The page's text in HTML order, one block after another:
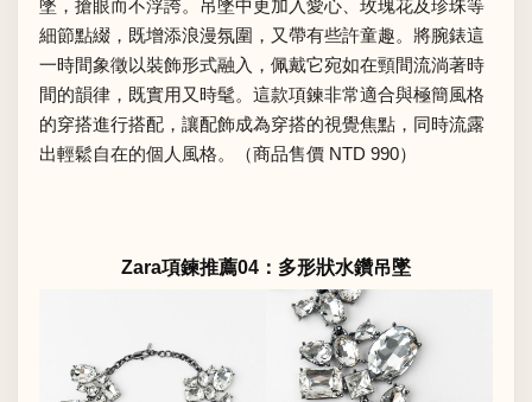
墜，搶眼而不浮誇。吊墜中更加入愛心、玫瑰花及珍珠等
細節點綴，既增添浪漫氛圍，又帶有些許童趣。將腕錶這
一時間象徵以裝飾形式融入，佩戴它宛如在頸間流淌著時
間的韻律，既實用又時髦。這款項鍊非常適合與極簡風格
的穿搭進行搭配，讓配飾成為穿搭的視覺焦點，同時流露
出輕鬆自在的個人風格。（商品售價 NTD 990）
Zara項鍊推薦04：多形狀水鑽吊墜